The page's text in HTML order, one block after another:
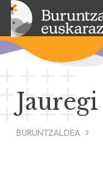
Jauregi
BURUNTZALDEA